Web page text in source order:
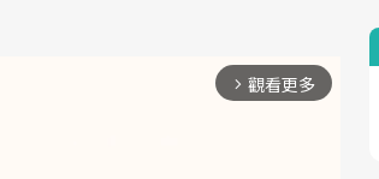
arrow_forward_ios 觀看更多